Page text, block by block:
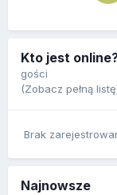
Kto jest
gości
(Zobacz pełną
Brak
Najnowsze